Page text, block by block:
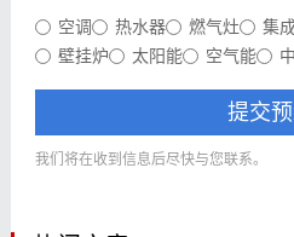
空调 热水器 燃气灶 集
壁挂炉
太阳能 空气能
提交
我们将在收到信息后尽快与您联系。